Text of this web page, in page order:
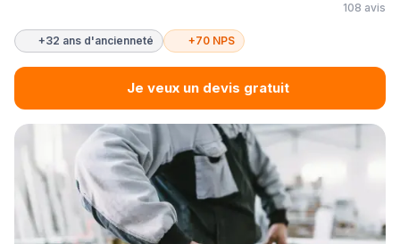
108 avis
+32 ans d'ancienneté +70 NPS
Je veux un devis gratuit